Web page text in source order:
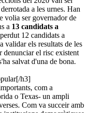
a les urnes. Han
volia ser governador de
a 13 candidats a
12 candidats a
validar els resultats de les
denunciar el risc existent
salvat d'una de bona.
h3]
com a
o Texas- un ampli
Com va succeir amb